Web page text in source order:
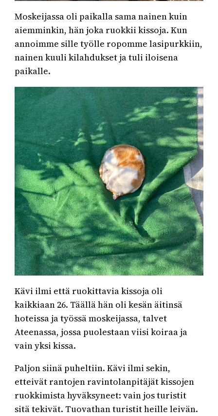
Moskeijassa oli paikalla sama nainen kuin
aiemminkin, hän joka ruokkii kissoja. Kun
annoimme sille työlle ropomme lasipurkkiin,
nainen kuuli kilahdukset ja tuli iloisena
paikalle.
Kävi ilmi että ruokittavia kissoja oli
kaikkiaan 26. Täällä hän oli kesän äitinsä
hoteissa ja työssä moskeijassa, talvet
Ateenassa, jossa puolestaan viisi koiraa ja
vain yksi kissa.
Paljon siinä puheltiin. Kävi ilmi sekin,
etteivät rantojen ravintolanpitäjät kissojen
ruokkimista hyväksyneet: vain jos turistit
sitä tekivät. Tuovathan turistit heille leivän.